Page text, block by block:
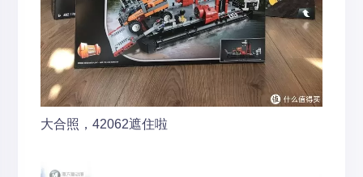
大合照，42062遮住啦